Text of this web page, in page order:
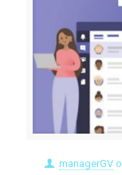
managerGV